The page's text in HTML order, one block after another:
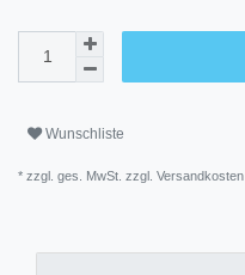
Wunschliste
* zzgl. ges. MwSt. zzgl. Versandkosten